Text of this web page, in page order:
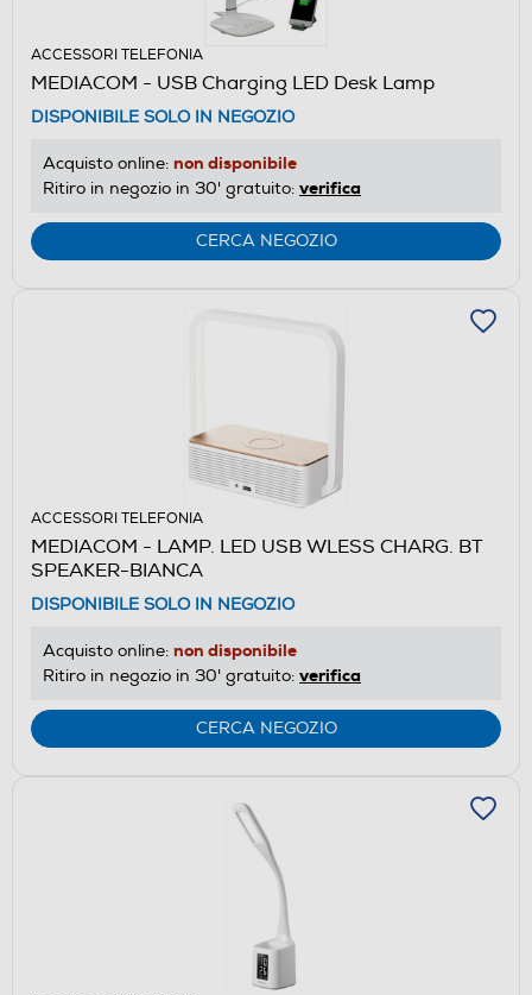
ACCESSORI TELEFONIA
MEDIACOM - USB Charging LED Desk Lamp
DISPONIBILE SOLO IN NEGOZIO
Acquisto online: non disponibile
Ritiro in negozio in 30' gratuito: verifica
CERCA NEGOZIO
ACCESSORI TELEFONIA
MEDIACOM - LAMP. LED USB WLESS CHARG. BT
SPEAKER-BIANCA
DISPONIBILE SOLO IN NEGOZIO
Acquisto online: non disponibile
Ritiro in negozio in 30' gratuito: verifica
CERCA NEGOZIO